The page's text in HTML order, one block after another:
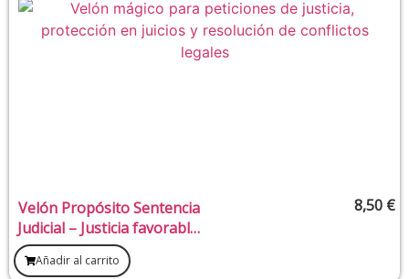
Velón Propósito Sentencia
Judicial – Justicia favorable,
resolución legal y defensa
espiritual
8,50 €
Añadir al carrito